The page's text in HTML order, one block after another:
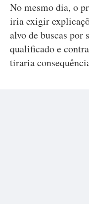
No mesmo dia, o
iria exigir
alvo de buscas por
qualificado e
tiraria